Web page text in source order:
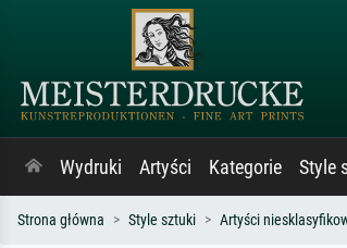
Wydruki Artyści Kategorie Style
Strona główna Style sztuki Artyści